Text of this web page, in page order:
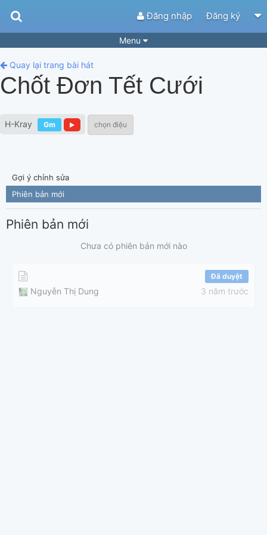
Đăng nhập Đăng ký
Menu
Bài hát
Playlist Hợp âm
Tìm theo hợp âm
Khóa học
Tắt quảng cáo
Quay lại trang bài hát
Chốt Đơn Tết Cưới
H-Kray Gm chọn điệu
Gợi ý chỉnh sửa
Phiên bản mới
Phiên bản mới
Chưa có phiên bản mới nào
Đã duyệt
Nguyễn Thị Dung 3 năm trước